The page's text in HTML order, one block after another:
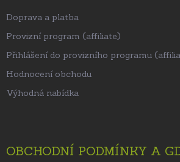
Doprava a platba
Provizní program (affiliate)
Přihlášení do provizního programu
Hodnocení obchodu
Výhodná nabídka
OBCHODNÍ PODMÍNKY A